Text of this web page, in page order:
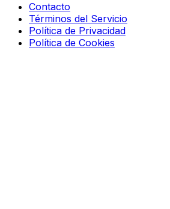
Contacto
Términos del Servicio
Política de Privacidad
Política de Cookies